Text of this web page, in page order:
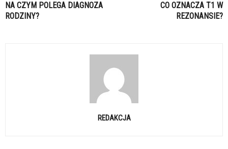
NA CZYM POLEGA DIAGNOZA
RODZINY?
CO OZNACZA T1 W
REZONANSIE?
REDAKCJA